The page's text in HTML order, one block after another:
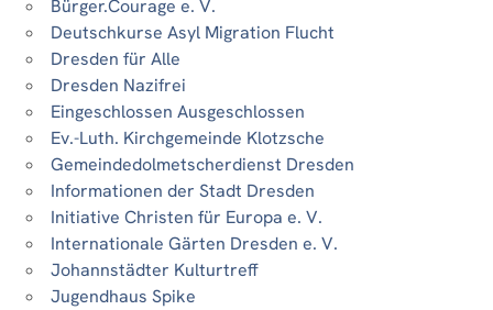
Bürger.Courage e. V.
Deutschkurse Asyl Migration Flucht
Dresden für Alle
Dresden Nazifrei
Eingeschlossen Ausgeschlossen
Ev.-Luth. Kirchgemeinde Klotzsche
Gemeindedolmetscherdienst Dresden
Informationen der Stadt Dresden
Initiative Christen für Europa e. V.
Internationale Gärten Dresden e. V.
Johannstädter Kulturtreff
Jugendhaus Spike